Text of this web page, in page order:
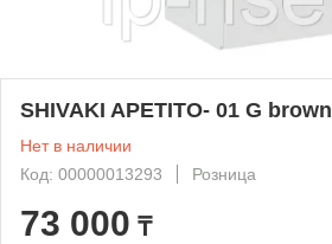
SHIVAKI APETITO- 01 G brown
Нет в наличии
Код: 00000013293
Розница
73 000 ₸